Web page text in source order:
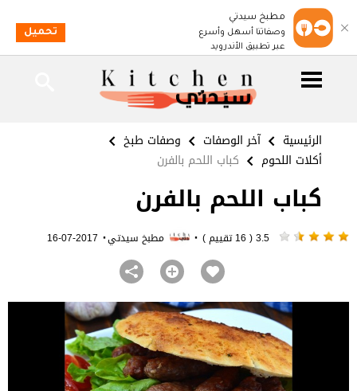
الرئيسية آخر الوصفات
وصفات طبخ
أكلات اللحوم
كباب اللحم بالفرن
كباب اللحم بالفرن
· مطبخ سيدتي·
2017-07-16
مطبخ سيدتي
وصفاتنا أسهل وأسرع
عبر تطبيق الأندرويد
تحميل